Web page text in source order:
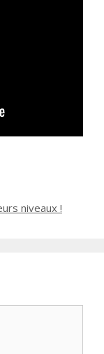
niveaux !